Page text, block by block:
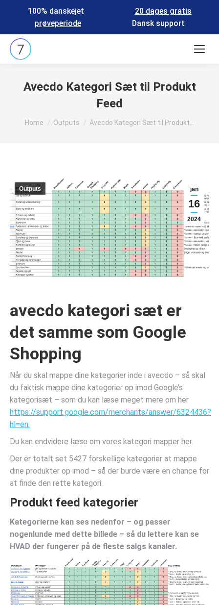
100% danskejet
20 dages gratis
prøveperiode
Dansk support
Search:
Avecdo Kategori Sæt til Produkt
Feed
You are here:
Home Outputs Avecdo Kategori Sæt til Produkt…
jan
16
2024
Outputs
avecdo kategori sæt er
det samme som Google
Shopping
Når du skal mappe dine kategorier inde i avecdo – så skal
du faktisk mappe dine kategorier op imod Google’s
kategorisæt – som du kan læse meget mere om her
https://support.google.com/merchants/answer/6324436?
hl=en.
Du kan endvidere læse om vores kategori mapper her.
Der er totalt set 5427 forskellige kategorier at mappe
dine produkter op imod – så der burde være en chance for
at finde den rette kategori.
Produkt feed kategorier
Kategorierne kan ses nedenfor – og passer
nogenlunde med dette billede – så du lettere kan se
HVAD der fungerer på de fleste salgs kanaler.